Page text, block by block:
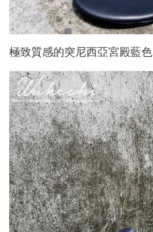
極致質感的突尼西亞宮殿藍色